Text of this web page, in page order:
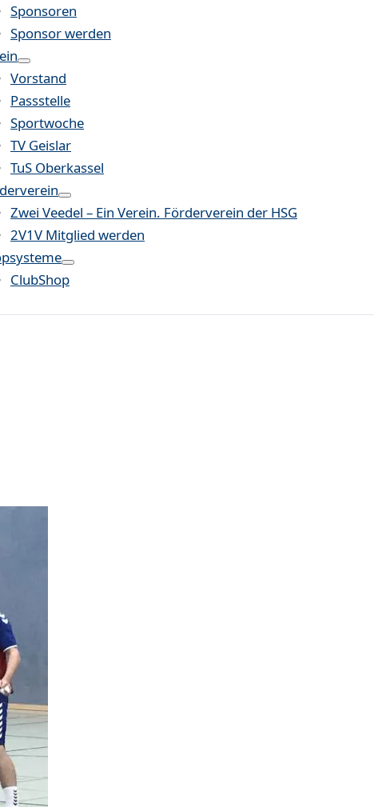
Sponsoren
Sponsor werden
Vorstand
Passstelle
Sportwoche
TV Geislar
TuS Oberkassel
Zwei Veedel – Ein Verein. Förderverein der HSG
2V1V Mitglied werden
ClubShop